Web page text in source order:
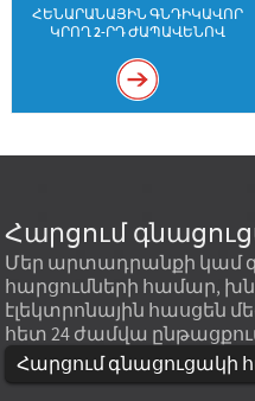
ՀԵՆԱՐԱՆԱՅԻՆ ԳՆԴԻԿԱՎՈՐ
ԿՐՈՂ 2-ՐԴ ԺԱՊԱՎԵՆՈՎ
Հարցում
Մեր արտադրանքի կամ
հարցումների համար,
էլեկտրոնային հասցեն
հետ 24 ժամվա
Հարցում գնացուցակի